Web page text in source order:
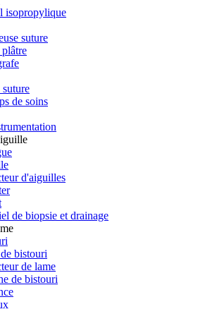
isopropylique
suture
plâtre
suture
de soins
d'aiguilles
de biopsie et drainage
bistouri
de lame
de bistouri